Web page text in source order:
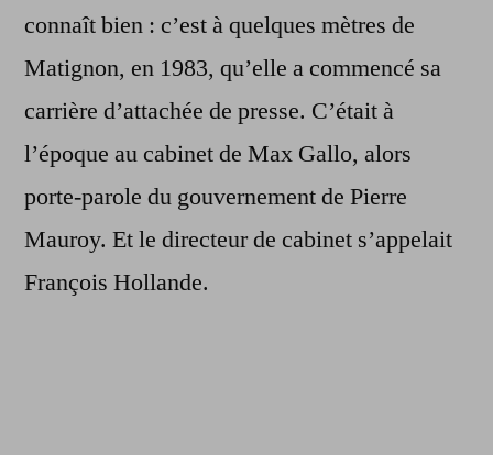
connaît bien : c’est à quelques mètres de
Matignon, en 1983, qu’elle a commencé sa
carrière d’attachée de presse. C’était à
l’époque au cabinet de Max Gallo, alors
porte-parole du gouvernement de Pierre
Mauroy. Et le directeur de cabinet s’appelait
François Hollande.